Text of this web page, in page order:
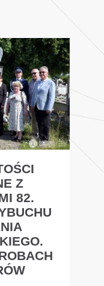
Z
82.